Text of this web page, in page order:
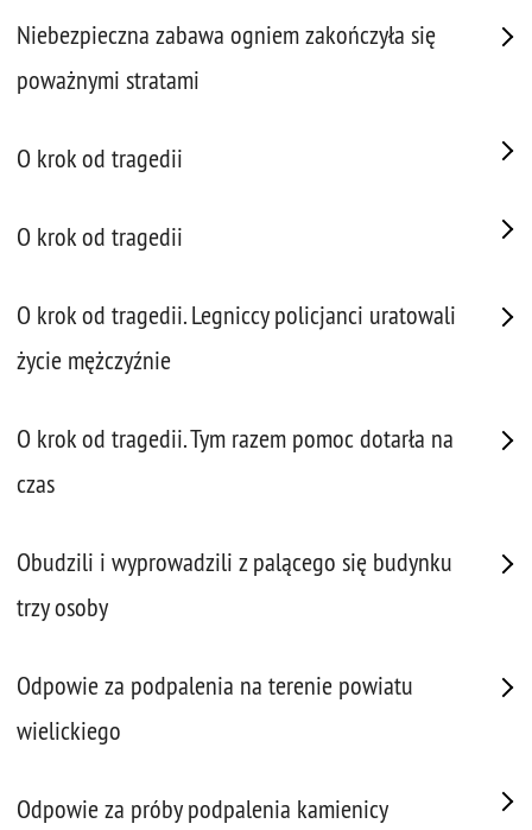
Niebezpieczna zabawa ogniem zakończyła się
poważnymi stratami
O krok od tragedii
O krok od tragedii
O krok od tragedii. Legniccy policjanci uratowali
życie mężczyźnie
O krok od tragedii. Tym razem pomoc dotarła na
czas
Obudzili i wyprowadzili z palącego się budynku
trzy osoby
Odpowie za podpalenia na terenie powiatu
wielickiego
Odpowie za próby podpalenia kamienicy